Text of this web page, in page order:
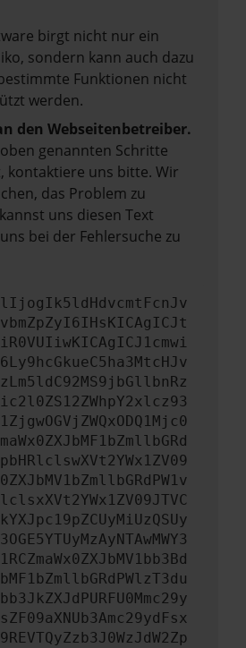
birgt nicht nur ein
sondern kann auch dazu
Funktionen nicht
werden.
den Webseitenbetreiber.
genannten Schritte
kontaktiere uns bitte. Wir
das Problem zu
uns diesen Text
bei der Fehlersuche zu